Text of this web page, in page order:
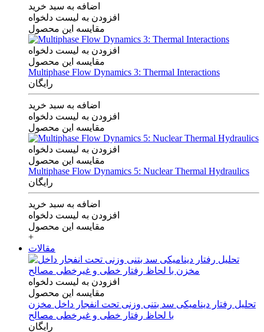
اضافه به سبد خرید
افزودن به لیست دلخواه
مقایسه این محصول
افزودن به لیست دلخواه
مقایسه این محصول
Multiphase Flow Dynamics 3: Thermal Interactions
رایگان
اضافه به سبد خرید
افزودن به لیست دلخواه
مقایسه این محصول
افزودن به لیست دلخواه
مقایسه این محصول
Multiphase Flow Dynamics 5: Nuclear Thermal Hydraulics
رایگان
اضافه به سبد خرید
افزودن به لیست دلخواه
مقایسه این محصول
+
مقالات
افزودن به لیست دلخواه
مقایسه این محصول
تحلیل رفتار دینامیکی سد بتنی وزنی تحت انفجار داخل مخزن
با لحاظ رفتار خطی و غیرخطی مصالح
رایگان